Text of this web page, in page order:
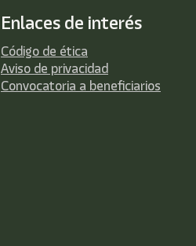
Enlaces de interés
Código de ética
Aviso de privacidad
Convocatoria a beneficiarios